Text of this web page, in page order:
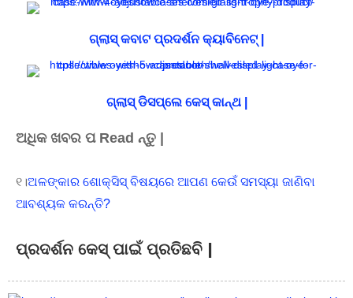
ଗ୍ଲାସ୍ କବାଟ ପ୍ରଦର୍ଶନ କ୍ୟାବିନେଟ୍ |
ଗ୍ଲାସ୍ ଡିସପ୍ଲେ କେସ୍ କାନ୍ଥ |
ଅଧିକ ଖବର ପ Read ନ୍ତୁ |
୧।ଅଳଙ୍କାର ଶୋକ୍ସିସ୍ ବିଷୟରେ ଆପଣ କେଉଁ ସମସ୍ୟା ଜାଣିବା
ଆବଶ୍ୟକ କରନ୍ତି?
ପ୍ରଦର୍ଶନ କେସ୍ ପାଇଁ ପ୍ରତିଛବି |